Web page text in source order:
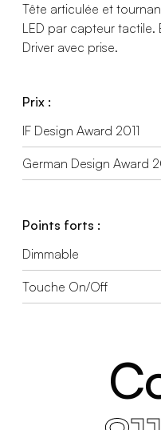
Tête articulée et
LED par capteur tactile.
Driver avec prise.
Prix :
IF Design Award 2011
German Design Award
Points forts :
Dimmable
Touche On/Off